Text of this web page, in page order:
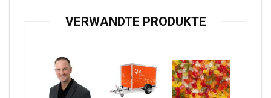
VERWANDTE PRODUKTE